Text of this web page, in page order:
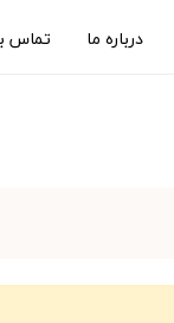
درباره ما تماس